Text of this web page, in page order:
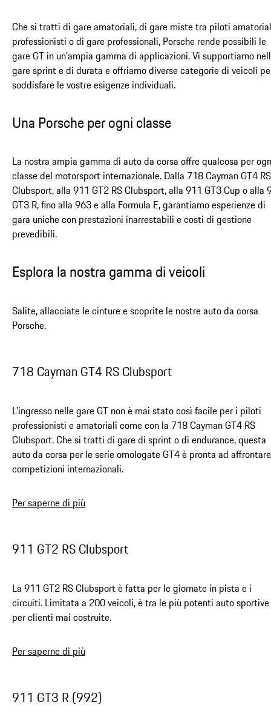
Che si tratti di gare amatoriali, di gare miste tra piloti
professionisti o di gare professionali, Porsche rende possibili le
gare GT in un'ampia gamma di applicazioni. Vi supportiamo
gare sprint e di durata e offriamo diverse categorie di veicoli
soddisfare le vostre esigenze individuali.
Una Porsche per ogni classe
La nostra ampia gamma di auto da corsa offre qualcosa per
classe del motorsport internazionale. Dalla 718 Cayman GT4 RS
Clubsport, alla 911 GT2 RS Clubsport, alla 911 GT3 Cup o alla
GT3 R, fino alla 963 e alla Formula E, garantiamo esperienze di
gara uniche con prestazioni inarrestabili e costi di gestione
prevedibili.
Esplora la nostra gamma di veicoli
Salite, allacciate le cinture e scoprite le nostre auto da corsa
Porsche.
718 Cayman GT4 RS Clubsport
L'ingresso nelle gare GT non è mai stato così facile per i piloti
professionisti e amatoriali come con la 718 Cayman GT4 RS
Clubsport. Che si tratti di gare di sprint o di endurance, questa
auto da corsa per le serie omologate GT4 è pronta ad
competizioni internazionali.
Per saperne di più
911 GT2 RS Clubsport
La 911 GT2 RS Clubsport è fatta per le giornate in pista e i
circuiti. Limitata a 200 veicoli, è tra le più potenti auto sportive
per clienti mai costruite.
Per saperne di più
911 GT3 R (992)